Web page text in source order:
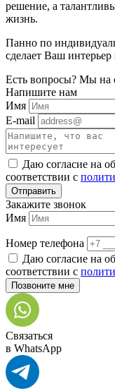
решение, а
жизнь.
Панно по
сделает Ваш
Есть вопросы? Мы на
Напишите нам
Имя
E-mail
Даю согласие на
соответствии c
Закажите звонок
Имя
Номер телефона
Даю согласие на
соответствии c
Связаться
в WhatsApp